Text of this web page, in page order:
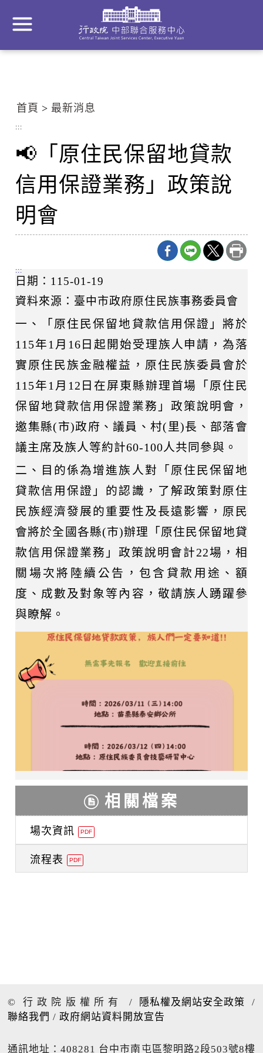
主
block
首頁 最新消息
:::
📢「原住民保留地貸款
信用保證業務」政策說
明會
日期：115-01-19
資料來源：臺中市政府原住民族事務委員會
:::
一、「原住民保留地貸款信用保證」將於
115年1月16日起開始受理族人申請，為落
實原住民族金融權益，原住民族委員會於
115年1月12日在屏東縣辦理首場「原住民
保留地貸款信用保證業務」政策說明會，
邀集縣(市)政府、議員、村(里)長、部落會
議主席及族人等約計60-100人共同參與。
二、目的係為增進族人對「原住民保留地
貸款信用保證」的認識，了解政策對原住
民族經濟發展的重要性及長遠影響，原民
會將於全國各縣(市)辦理「原住民保留地貸
款信用保證業務」政策說明會計22場，相
關場次將陸續公告，包含貸款用途、額
度、成數及對象等內容，敬請族人踴躍參
與瞭解。
相關檔案
場次資訊 PDF
流程表 PDF
© 行政院版權所有 / 隱私權及網站安全政策
/
聯絡我們 /政府網站資料開放宣告
通訊地址：408281 台中市南屯區黎明路2段503號8樓